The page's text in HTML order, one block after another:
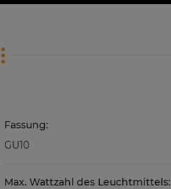
Fassung:
GU10
Max. Wattzahl des Leuchtmittels: